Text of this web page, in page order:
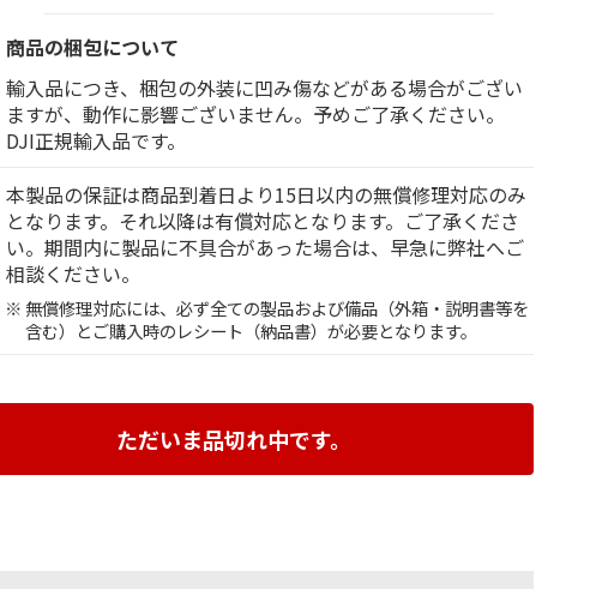
商品の梱包について
輸入品につき、梱包の外装に凹み傷などがある場合がござい
ますが、動作に影響ございません。予めご了承ください。
DJI正規輸入品です。
本製品の保証は商品到着日より15日以内の無償修理対応のみ
となります。それ以降は有償対応となります。ご了承くださ
い。期間内に製品に不具合があった場合は、早急に弊社へご
相談ください。
無償修理対応には、必ず全ての製品および備品（外箱・説明書等を
含む）とご購入時のレシート（納品書）が必要となります。
ただいま品切れ中です。